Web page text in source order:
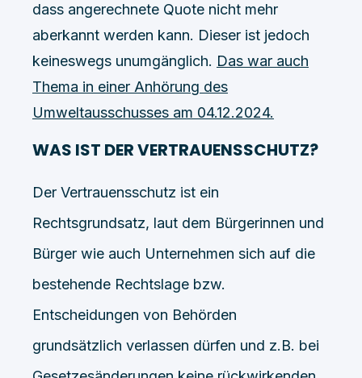
dass angerechnete Quote nicht mehr
aberkannt werden kann. Dieser ist jedoch
keineswegs unumgänglich. Das war auch
Thema in einer Anhörung des
Umweltausschusses am 04.12.2024.
WAS IST DER VERTRAUENSSCHUTZ?
Der Vertrauensschutz ist ein
Rechtsgrundsatz, laut dem Bürgerinnen und
Bürger wie auch Unternehmen sich auf die
bestehende Rechtslage bzw.
Entscheidungen von Behörden
grundsätzlich verlassen dürfen und z.B. bei